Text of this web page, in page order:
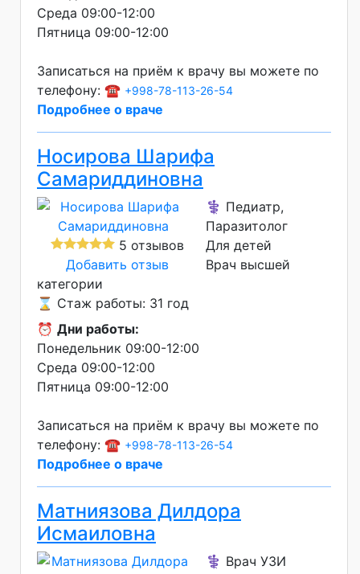
Среда 09:00-12:00
Пятница 09:00-12:00
Записаться на приём к врачу вы можете по
телефону: ☎️ +998-78-113-26-54
Подробнее о враче
Носирова Шарифа
Самариддиновна
5 отзывов
Добавить отзыв
⚕️ Педиатр,
Паразитолог
Для детей
Врач высшей
категории
⌛ Стаж работы: 31 год
⏰ Дни работы:
Понедельник 09:00-12:00
Среда 09:00-12:00
Пятница 09:00-12:00
Записаться на приём к врачу вы можете по
телефону: ☎️ +998-78-113-26-54
Подробнее о враче
Матниязова Дилдора
Исмаиловна
⚕️ Врач УЗИ